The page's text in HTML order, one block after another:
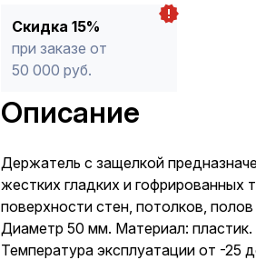
Скидка 15%
при заказе от
50 000 руб.
Описание
Держатель с защелкой
жестких гладких и гофрированных
поверхности стен, потолков,
Диаметр 50 мм. Материал:
Температура эксплуатации от -25